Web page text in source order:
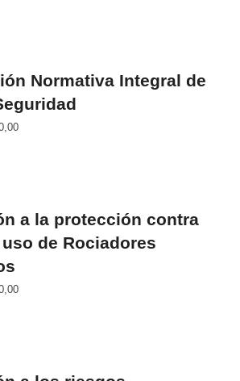
Normativa Integral de
a la protección contra
de Rociadores